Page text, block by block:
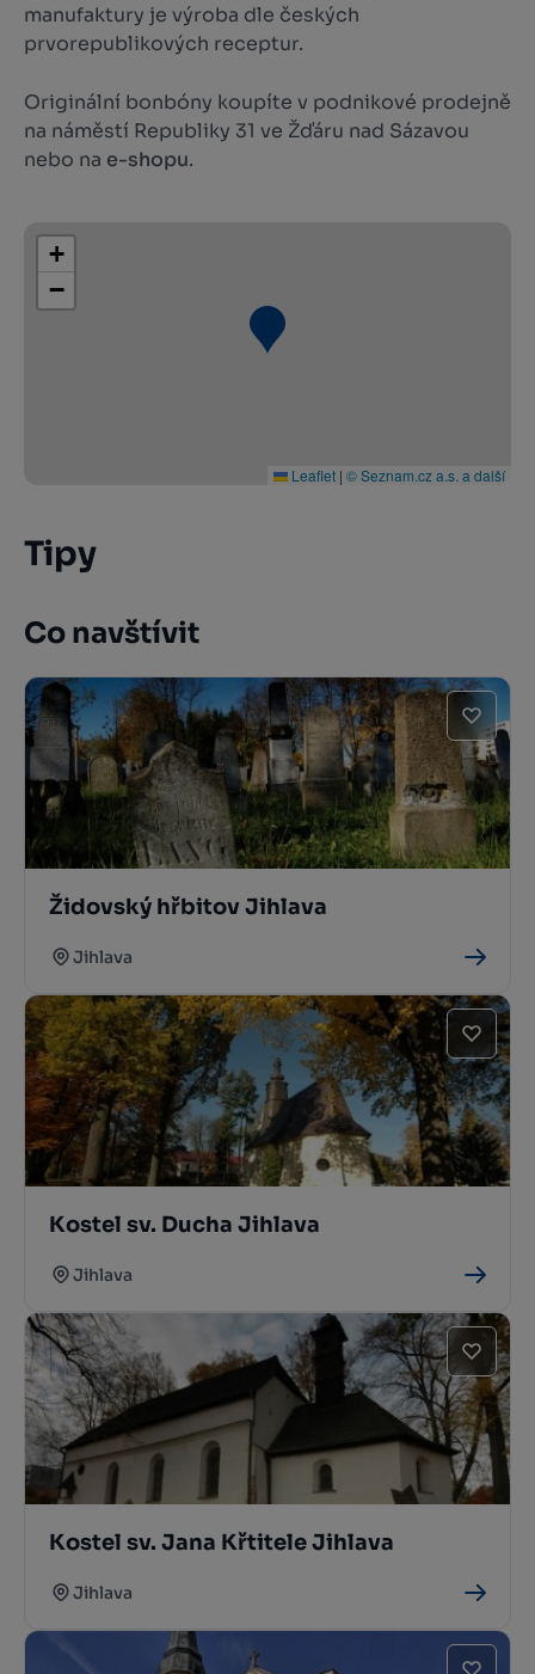
manufaktury je výroba dle českých
prvorepublikových receptur.
Originální bonbóny koupíte v podnikové prodejně
na náměstí Republiky 31 ve Žďáru nad Sázavou
nebo na e-shopu.
+
−
Leaflet | © Seznam.cz a.s. a další
Tipy
Co navštívit
Židovský hřbitov Jihlava
Jihlava
Kostel sv. Ducha Jihlava
Jihlava
Kostel sv. Jana Křtitele Jihlava
Jihlava